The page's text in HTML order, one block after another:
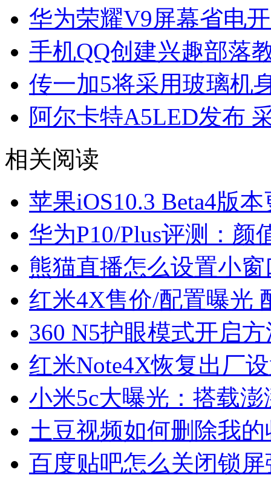
华为荣耀V9屏幕省电
手机QQ创建兴趣部落
传一加5将采用玻璃机
阿尔卡特A5LED发布
相关阅读
苹果iOS10.3 Beta4版
华为P10/Plus评测：颜
熊猫直播怎么设置小
红米4X售价/配置曝光
360 N5护眼模式开启
红米Note4X恢复出厂
小米5c大曝光：搭载
土豆视频如何删除我
百度贴吧怎么关闭锁